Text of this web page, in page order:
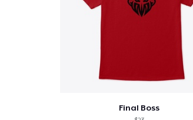
Final Boss